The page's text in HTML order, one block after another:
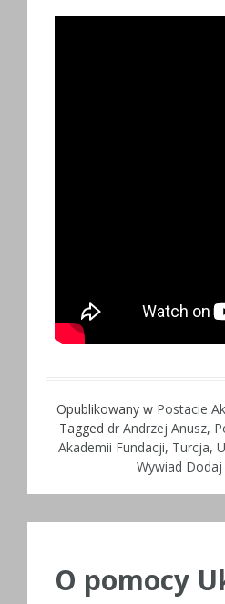
Opublikowany w Postacie
Tagged dr Andrzej Anusz,
Akademii Fundacji, Turcja,
Wywiad
O pomocy